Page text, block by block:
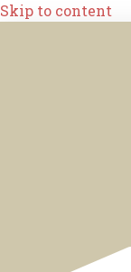
Skip to content